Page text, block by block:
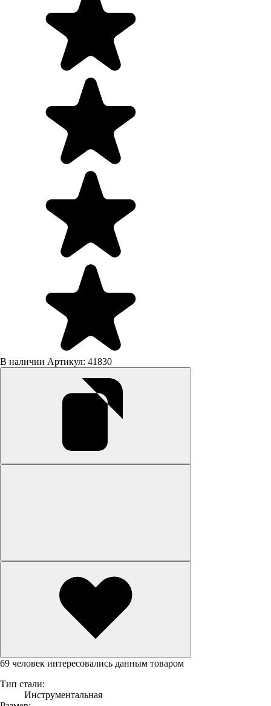
В наличии Артикул: 41830
69 человек интересовались данным товаром
Тип стали:
Инструментальная